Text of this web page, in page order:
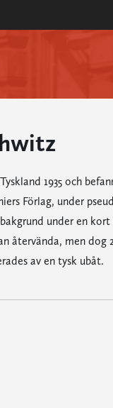
1935 och
Förlag, under
under en
återvända, men dog
av en tysk ubåt.